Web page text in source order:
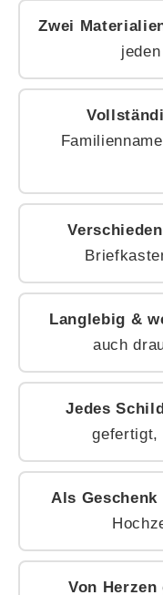
Zwei
Langlebig &
auch
Jedes
gefertigt,
Als Geschenk
Von Herzen